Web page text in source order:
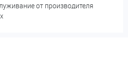
от производителя